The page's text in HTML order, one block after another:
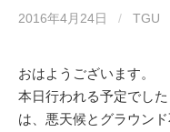
2016年4月24日 / TGU
おはようございます。
本日行われる予定でし
は、悪天候とグラウン